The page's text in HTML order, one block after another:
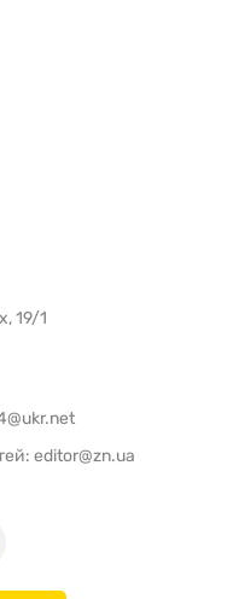
19/1
editor@zn.ua